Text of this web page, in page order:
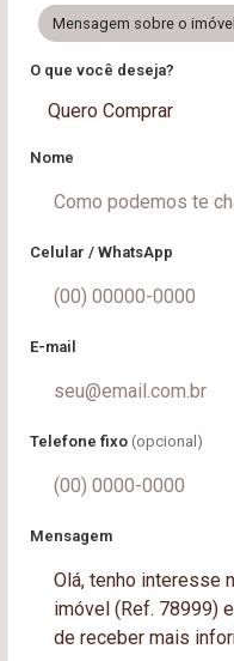
Mensagem sobre o imóvel
O que você deseja?
Quero Comprar
Nome
Celular / WhatsApp
E-mail
Telefone fixo (opcional)
Mensagem